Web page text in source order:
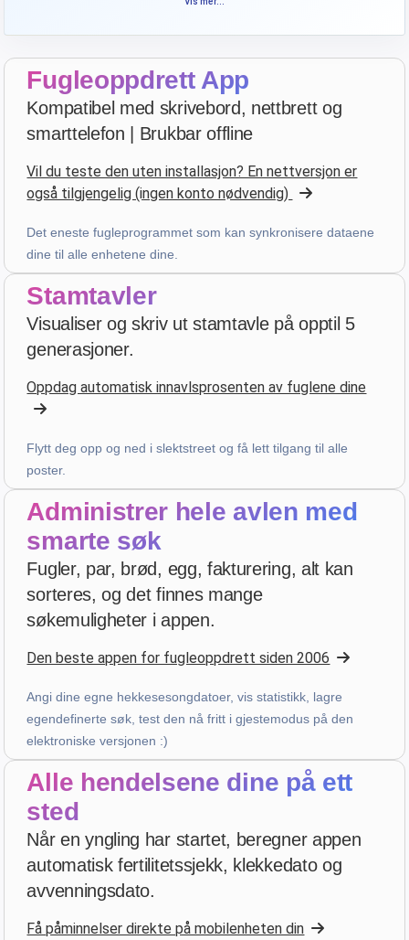
François · France
“Très bon logiciel que j'utilise depuis plus de 10 ans.
Son accessibilité sur toutes les plateformes le rend
D. P.
starstarstarstarstar_border v4.3.21
Høyt vurdert — takk!
2 weeks ago
Julien ·France
Høyt vurdert — takk!
3 weeks ago
·Malta
starstarstarstar star
Fem-stjerners vurdering
3 weeks ago
PHILIPPE JAUFFRIT ·France
starstar starstarstar_border v4.3.21
“Je rencontre des bugues”
4 weeks ago
A... · Italy
starstarstarstarstar v4.3.21
Fugleoppdrett App
Kompatibel med skrivebord, nettbrett og
smarttelefon | Brukbar offline
Vil du teste den uten installasjon? En nettversjon er
også tilgjengelig (ingen konto nødvendig)
Det eneste fugleprogrammet som kan synkronisere dataene
dine til alle enhetene dine.
Stamtavler
Visualiser og skriv ut stamtavle på opptil 5
generasjoner.
Oppdag automatisk innavlsprosenten av fuglene dine
Flytt deg opp og ned i slektstreet og få lett tilgang til alle
poster.
Administrer hele avlen med
smarte søk
Fugler, par, brød, egg, fakturering, alt kan
sorteres, og det finnes mange
søkemuligheter i appen.
Den beste appen for fugleoppdrett siden 2006
Angi dine egne hekkesesongdatoer, vis statistikk, lagre
egendefinerte søk, test den nå fritt i gjestemodus på den
elektroniske versjonen :)
Alle hendelsene dine på ett
sted
Når en yngling har startet, beregner appen
automatisk fertilitetssjekk, klekkedato og
avvenningsdato.
Få påminnelser direkte på mobilenheten din